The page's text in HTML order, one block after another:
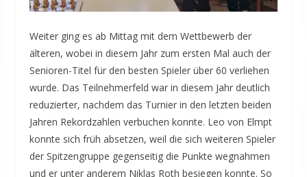
Weiter ging es ab Mittag mit dem Wettbewerb der
älteren, wobei in diesem Jahr zum ersten Mal auch der
Senioren-Titel für den besten Spieler über 60 verliehen
wurde. Das Teilnehmerfeld war in diesem Jahr deutlich
reduzierter, nachdem das Turnier in den letzten beiden
Jahren Rekordzahlen verbuchen konnte. Leo von Elmpt
konnte sich früh absetzen, weil die sich weiteren Spieler
der Spitzengruppe gegenseitig die Punkte wegnahmen
und er unter anderem Niklas Roth besiegen konnte. So